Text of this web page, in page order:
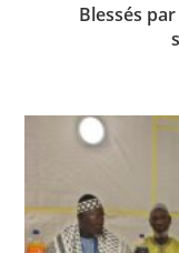
Blessés